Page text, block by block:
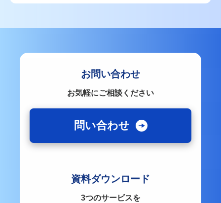
お問い合わせ
お気軽にご相談ください
問い合わせ
資料ダウンロード
3つのサービスを